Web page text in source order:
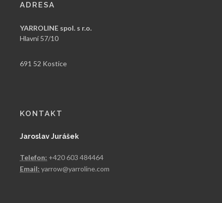
ADRESA
YARROLINE spol. s r.o.
Hlavní 57/10
691 52 Kostice
KONTAKT
Jaroslav Jurášek
Telefon: +420 603 484464
Email: yarrow@yarroline.com